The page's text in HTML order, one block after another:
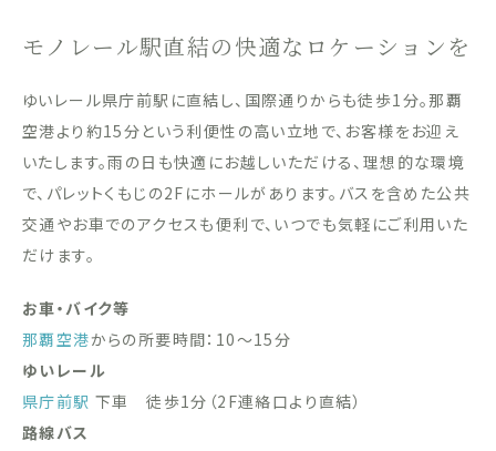
モノレール駅直結の快適なロケーションを
ゆいレール県庁前駅に直結し、国際通りからも徒歩1分。那覇
空港より約15分という利便性の高い立地で、お客様をお迎え
いたします。雨の日も快適にお越しいただける、理想的な環境
で、パレットくもじの2Fにホールがあります。バスを含めた公共
交通やお車でのアクセスも便利で、いつでも気軽にご利用いた
だけます。
お車・バイク等
那覇空港からの所要時間：10〜15分
ゆいレール
県庁前駅 下車 徒歩1分（2F連絡口より直結）
路線バス